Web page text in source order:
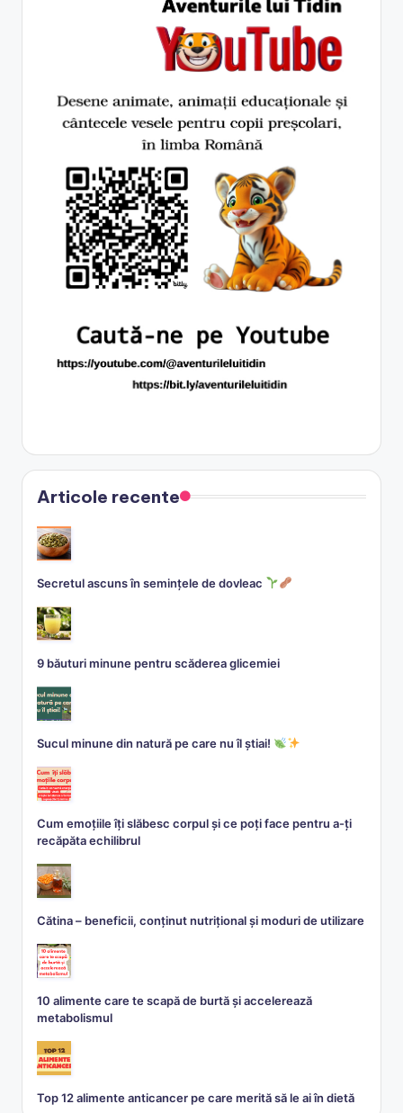
Articole recente
Secretul ascuns în semințele de dovleac
9 băuturi minune pentru scăderea glicemiei
Sucul minune din natură pe care nu îl știai!
Cum emoțiile îți slăbesc corpul și ce poți face pentru a-ți
recăpăta echilibrul
Cătina – beneficii, conținut nutrițional și moduri de utilizare
10 alimente care te scapă de burtă și accelerează
metabolismul
Top 12 alimente anticancer pe care merită să le ai în dietă